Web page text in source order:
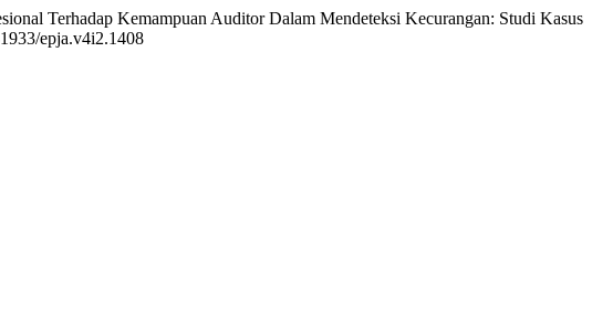
Terhadap Kemampuan Auditor Dalam Mendeteksi Kecurangan: Studi Kasus
epja.v4i2.1408